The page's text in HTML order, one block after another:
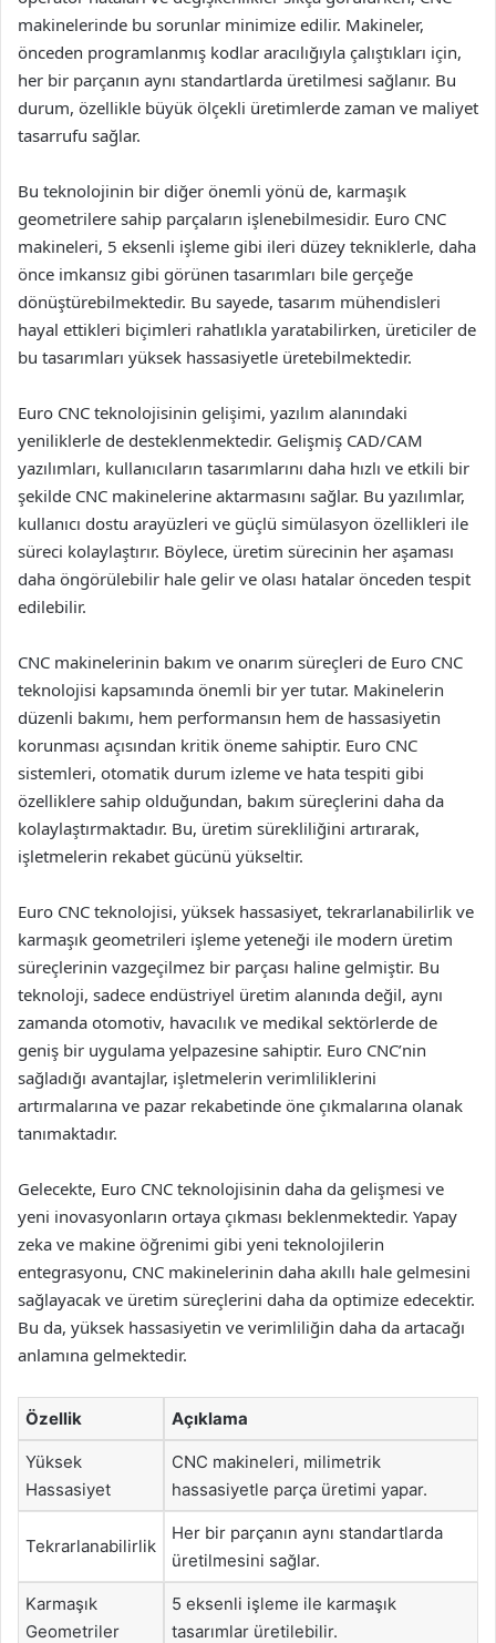
makinelerinde bu sorunlar minimize edilir. Makineler,
önceden programlanmış kodlar aracılığıyla çalıştıkları için,
her bir parçanın aynı standartlarda üretilmesi sağlanır. Bu
durum, özellikle büyük ölçekli üretimlerde zaman ve maliyet
tasarrufu sağlar.
Bu teknolojinin bir diğer önemli yönü de, karmaşık
geometrilere sahip parçaların işlenebilmesidir. Euro CNC
makineleri, 5 eksenli işleme gibi ileri düzey tekniklerle, daha
önce imkansız gibi görünen tasarımları bile gerçeğe
dönüştürebilmektedir. Bu sayede, tasarım mühendisleri
hayal ettikleri biçimleri rahatlıkla yaratabilirken, üreticiler de
bu tasarımları yüksek hassasiyetle üretebilmektedir.
Euro CNC teknolojisinin gelişimi, yazılım alanındaki
yeniliklerle de desteklenmektedir. Gelişmiş CAD/CAM
yazılımları, kullanıcıların tasarımlarını daha hızlı ve etkili bir
şekilde CNC makinelerine aktarmasını sağlar. Bu yazılımlar,
kullanıcı dostu arayüzleri ve güçlü simülasyon özellikleri ile
süreci kolaylaştırır. Böylece, üretim sürecinin her aşaması
daha öngörülebilir hale gelir ve olası hatalar önceden tespit
edilebilir.
CNC makinelerinin bakım ve onarım süreçleri de Euro CNC
teknolojisi kapsamında önemli bir yer tutar. Makinelerin
düzenli bakımı, hem performansın hem de hassasiyetin
korunması açısından kritik öneme sahiptir. Euro CNC
sistemleri, otomatik durum izleme ve hata tespiti gibi
özelliklere sahip olduğundan, bakım süreçlerini daha da
kolaylaştırmaktadır. Bu, üretim sürekliliğini artırarak,
işletmelerin rekabet gücünü yükseltir.
Euro CNC teknolojisi, yüksek hassasiyet, tekrarlanabilirlik ve
karmaşık geometrileri işleme yeteneği ile modern üretim
süreçlerinin vazgeçilmez bir parçası haline gelmiştir. Bu
teknoloji, sadece endüstriyel üretim alanında değil, aynı
zamanda otomotiv, havacılık ve medikal sektörlerde de
geniş bir uygulama yelpazesine sahiptir. Euro CNC’nin
sağladığı avantajlar, işletmelerin verimliliklerini
artırmalarına ve pazar rekabetinde öne çıkmalarına olanak
tanımaktadır.
Gelecekte, Euro CNC teknolojisinin daha da gelişmesi ve
yeni inovasyonların ortaya çıkması beklenmektedir. Yapay
zeka ve makine öğrenimi gibi yeni teknolojilerin
entegrasyonu, CNC makinelerinin daha akıllı hale gelmesini
sağlayacak ve üretim süreçlerini daha da optimize edecektir.
Bu da, yüksek hassasiyetin ve verimliliğin daha da artacağı
anlamına gelmektedir.
Özellik Açıklama
Yüksek
Hassasiyet
CNC makineleri, milimetrik
hassasiyetle parça üretimi yapar.
Tekrarlanabilirlik
Her bir parçanın aynı standartlarda
üretilmesini sağlar.
Karmaşık
Geometriler
5 eksenli işleme ile karmaşık
tasarımlar üretilebilir.